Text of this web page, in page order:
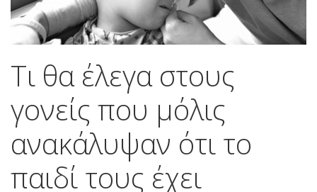
Τι θα έλεγα στους
γονείς που μόλις
ανακάλυψαν ότι το
παιδί τους έχει